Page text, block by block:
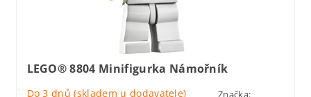
LEGO® 8804 Minifigurka Námořník
Do 3 dnů (skladem u dodavatele)
Značka: